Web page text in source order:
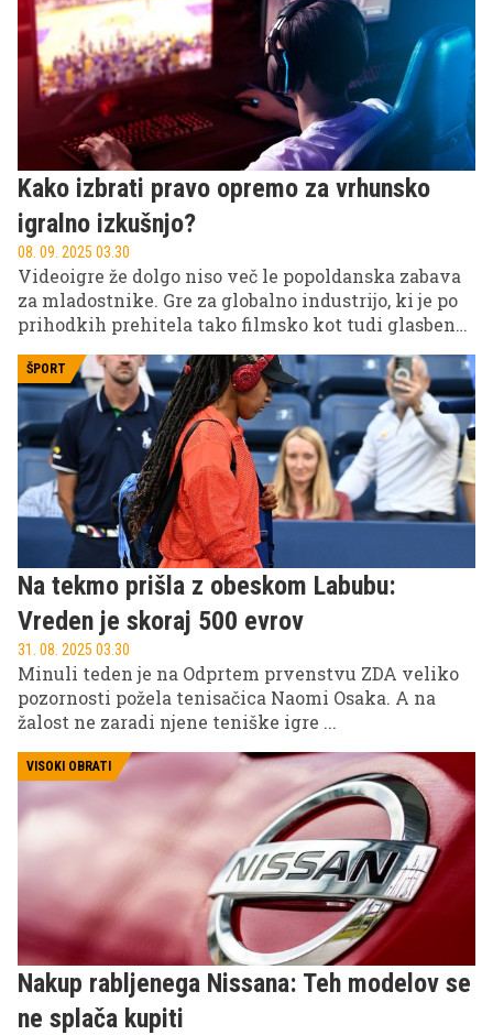
Kako izbrati pravo opremo za vrhunsko
igralno izkušnjo?
08. 09. 2025 03.30
Videoigre že dolgo niso več le popoldanska zabava
za mladostnike. Gre za globalno industrijo, ki je po
prihodkih prehitela tako filmsko kot tudi glasbeno.
presegla 180 milijard dolarjev.
ŠPORT
Na tekmo prišla z obeskom Labubu:
Vreden je skoraj 500 evrov
31. 08. 2025 03.30
Minuli teden je na Odprtem prvenstvu ZDA veliko
pozornosti požela tenisačica Naomi Osaka. A na
žalost ne zaradi njene teniške igre ...
VISOKI OBRATI
Nakup rabljenega Nissana: Teh modelov se
ne splača kupiti